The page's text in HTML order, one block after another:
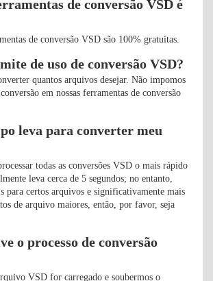
de conversão VSD é
de conversão VSD são 100% gratuitas.
de uso de conversão VSD?
quantos arquivos desejar. Não impomos
em nossas ferramentas de conversão
leva para converter meu
todas as conversões VSD o mais rápido
leva cerca de 5 segundos; no entanto,
para certos arquivos e significativamente mais
de arquivo maiores, então, por favor, seja
o processo de conversão
VSD for carregado e soubermos o